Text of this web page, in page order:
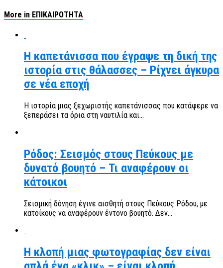
More in ΕΠΙΚΑΙΡΟΤΗΤΑ
Η καπετάνισσα που έγραψε τη δική της
ιστορία στις θάλασσες – Ρίχνει άγκυρα
σε νέα εποχή
Η ιστορία μιας ξεχωριστής καπετάνισσας που κατάφερε να
ξεπεράσει τα όρια στη ναυτιλία και...
Ρόδος: Σεισμός στους Πεύκους με
δυνατό βουητό – Τι αναφέρουν οι
κάτοικοι
Σεισμική δόνηση έγινε αισθητή στους Πεύκους Ρόδου, με
κατοίκους να αναφέρουν έντονο βουητό. Δεν...
Η κλοπή μιας φωτογραφίας δεν είναι